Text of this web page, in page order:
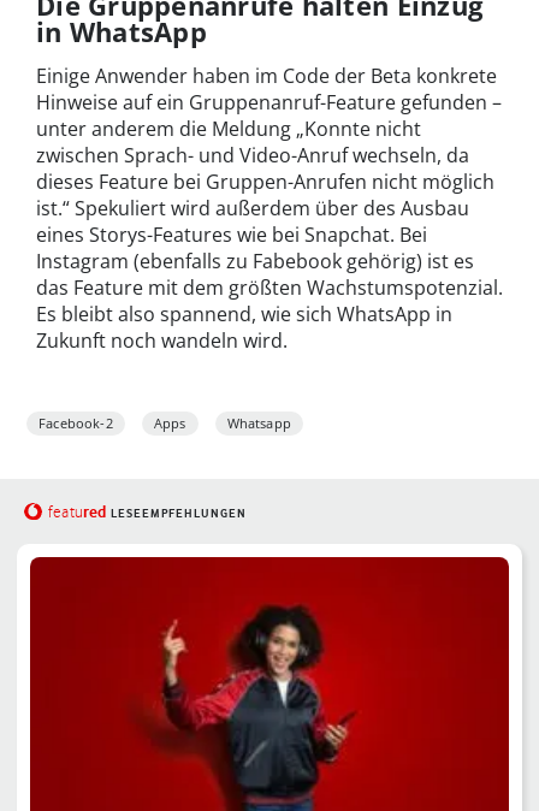
in WhatsApp
Einige Anwender haben im Code der Beta konkrete
Hinweise auf ein Gruppenanruf-Feature gefunden –
unter anderem die Meldung „Konnte nicht
zwischen Sprach- und Video-Anruf wechseln, da
dieses Feature bei Gruppen-Anrufen nicht möglich
ist.“ Spekuliert wird außerdem über des Ausbau
eines Storys-Features wie bei Snapchat. Bei
Instagram (ebenfalls zu Fabebook gehörig) ist es
das Feature mit dem größten Wachstumspotenzial.
Es bleibt also spannend, wie sich WhatsApp in
Zukunft noch wandeln wird.
Facebook-2 Apps Whatsapp
featured LESEEMPFEHLUNGEN